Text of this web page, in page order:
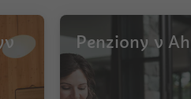
Penziony v